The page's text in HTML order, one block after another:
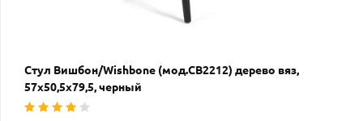
Стул Вишбон/Wishbone (мод.CB2212) дерево вяз,
57х50,5х79,5, черный